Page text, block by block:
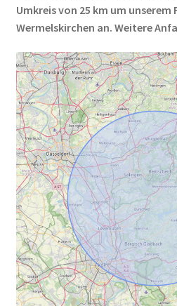
Umkreis von 25 km um
Wermelskirchen an. Weitere